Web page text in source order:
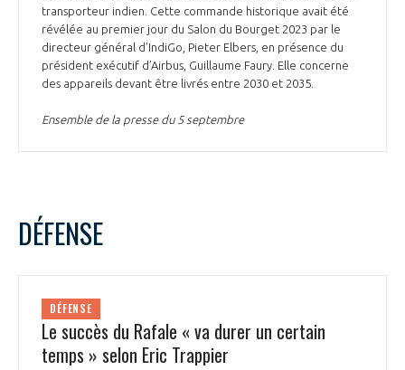
INNOVATION
INTERNATIONALISATION
transporteur indien. Cette commande historique avait été
révélée au premier jour du Salon du Bourget 2023 par le
directeur général d’IndiGo, Pieter Elbers, en présence du
président exécutif d’Airbus, Guillaume Faury. Elle concerne
des appareils devant être livrés entre 2030 et 2035.
Ensemble de la presse du 5 septembre
DÉFENSE
DÉFENSE
Le succès du Rafale « va durer un certain
temps » selon Eric Trappier